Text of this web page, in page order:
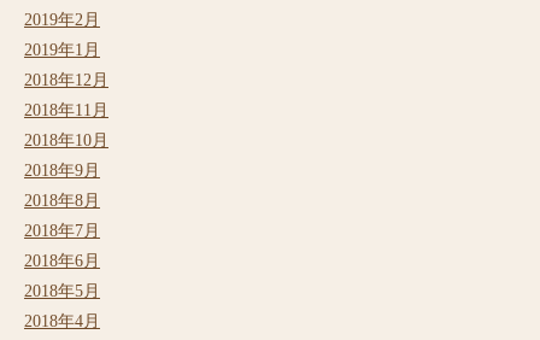
2019年2月
2019年1月
2018年12月
2018年11月
2018年10月
2018年9月
2018年8月
2018年7月
2018年6月
2018年5月
2018年4月